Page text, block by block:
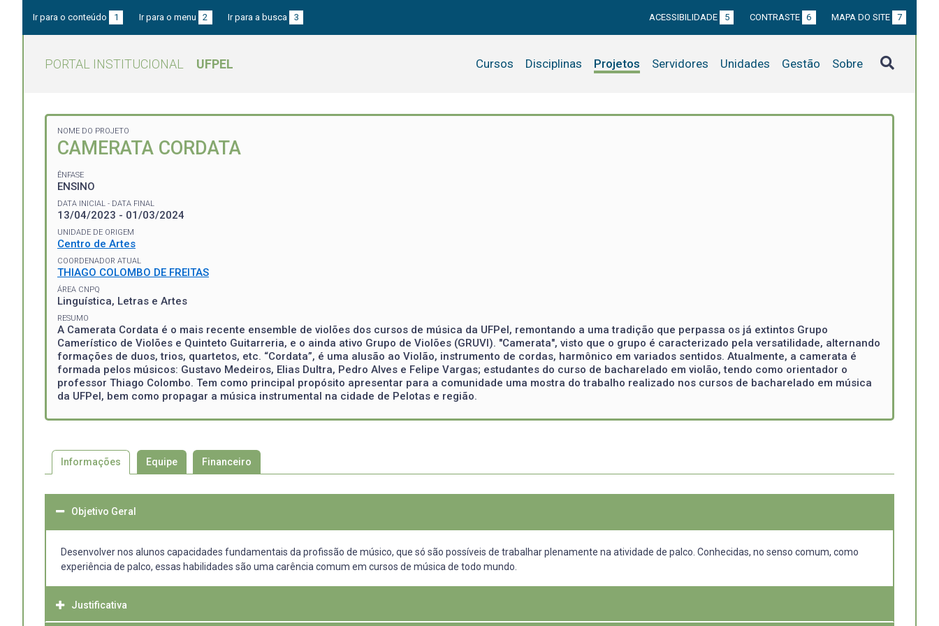
Ir para o conteúdo 1 Ir para o menu 2 Ir para a busca 3 ACESSIBILIDADE 5 CONTRASTE 6 MAPA DO SITE 7
PORTAL INSTITUCIONAL UFPEL Cursos Disciplinas Projetos Servidores Unidades Gestão Sobre
NOME DO PROJETO
CAMERATA CORDATA
ÊNFASE
ENSINO
DATA INICIAL - DATA FINAL
13/04/2023 - 01/03/2024
UNIDADE DE ORIGEM
Centro de Artes
COORDENADOR ATUAL
THIAGO COLOMBO DE FREITAS
ÁREA CNPQ
Linguística, Letras e Artes
RESUMO
A Camerata Cordata é o mais recente ensemble de violões dos cursos de música da UFPel, remontando a uma tradição que perpassa os já extintos Grupo
Camerístico de Violões e Quinteto Guitarreria, e o ainda ativo Grupo de Violões (GRUVI). "Camerata", visto que o grupo é caracterizado pela versatilidade, alternando
formações de duos, trios, quartetos, etc. “Cordata”, é uma alusão ao Violão, instrumento de cordas, harmônico em variados sentidos. Atualmente, a camerata é
formada pelos músicos: Gustavo Medeiros, Elias Dultra, Pedro Alves e Felipe Vargas; estudantes do curso de bacharelado em violão, tendo como orientador o
professor Thiago Colombo. Tem como principal propósito apresentar para a comunidade uma mostra do trabalho realizado nos cursos de bacharelado em música
da UFPel, bem como propagar a música instrumental na cidade de Pelotas e região.
Informações Equipe Financeiro
Objetivo Geral
Desenvolver nos alunos capacidades fundamentais da profissão de músico, que só são possíveis de trabalhar plenamente na atividade de palco. Conhecidas, no senso comum, como
experiência de palco, essas habilidades são uma carência comum em cursos de música de todo mundo.
Justificativa